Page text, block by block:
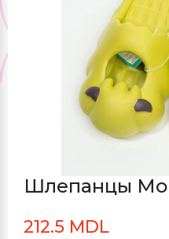
Шлепанцы
212.5 MDL